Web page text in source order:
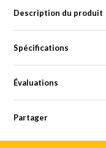
Description du produit
Spécifications
Évaluations
Partager